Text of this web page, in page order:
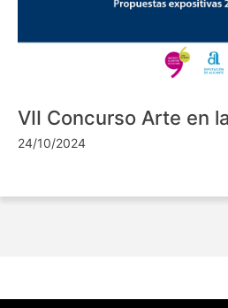
VII Concurso Arte en
24/10/2024